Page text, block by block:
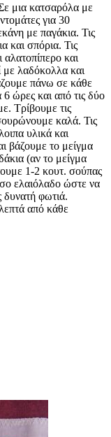
μια κατσαρόλα με
για 30
με παγάκια. Τις
και σπόρια. Τις
και
λαδόκολλα και
πάνω σε κάθε
ώρες και από τις δύο
Τρίβουμε τις
καλά. Τις
υλικά και
βάζουμε το μείγμα
(αν το μείγμα
1-2 κουτ. σούπας
ελαιόλαδο ώστε να
δυνατή φωτιά.
από κάθε